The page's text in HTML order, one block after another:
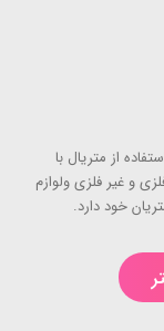
از متریال با
و غیر فلزی ولوازم
خود دارد.